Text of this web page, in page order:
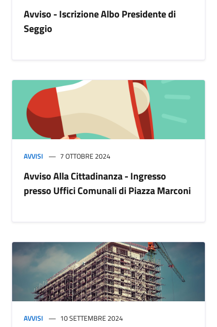
Avviso - Iscrizione Albo Presidente di
Seggio
AVVISI 7 OTTOBRE 2024
Avviso Alla Cittadinanza - Ingresso
presso Uffici Comunali di Piazza Marconi
AVVISI 10 SETTEMBRE 2024